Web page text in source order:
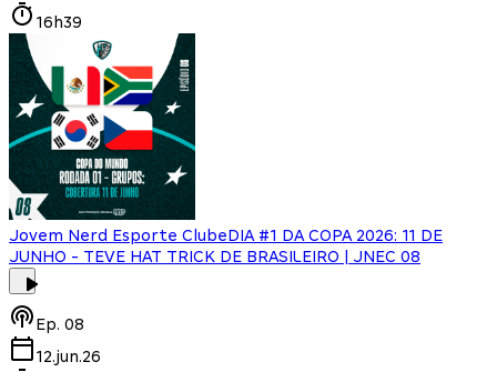
16h39
Jovem Nerd Esporte ClubeDIA #1 DA COPA 2026: 11 DE
JUNHO - TEVE HAT TRICK DE BRASILEIRO | JNEC 08
Ep. 08
12.jun.26